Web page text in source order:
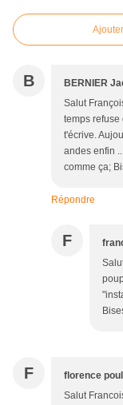
B BERNIER
Salut
temps refuse
t'écrive.
andes enfin
comme ça;
Répondre
F
F florence
Salut